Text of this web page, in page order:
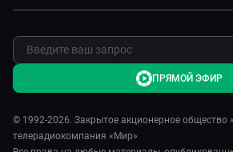
Обратная связь
© 1992-2026. Закрытое акционерное общество
телерадиокомпания «Мир»
ПРЯМОЙ ЭФИР